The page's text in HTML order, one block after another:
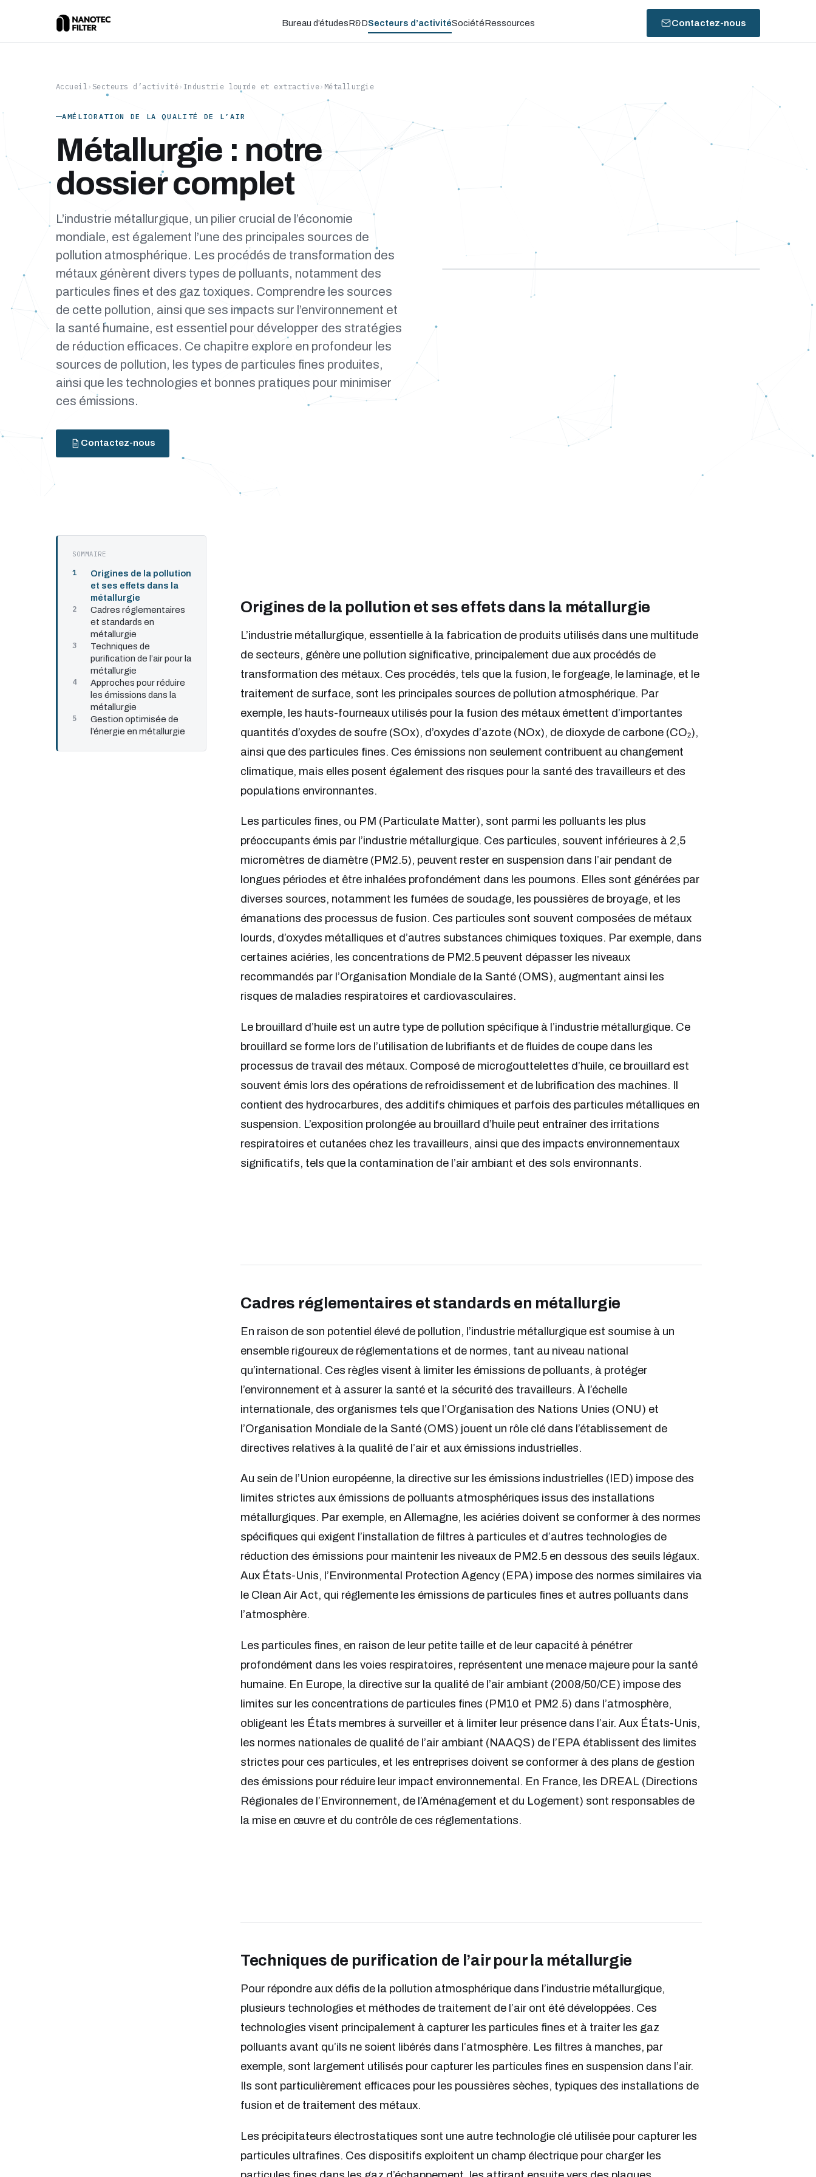
Bureau d’étudesR&DSecteurs d’activitéSociétéRessources Contactez-nous
Accueil › Secteurs d’activité› Industrie lourde et extractive› Métallurgie
AMÉLIORATION DE LA QUALITÉ DE L’AIR
Métallurgie : notre
dossier complet
L’industrie métallurgique, un pilier crucial de l’économie
mondiale, est également l’une des principales sources de
pollution atmosphérique. Les procédés de transformation des
métaux génèrent divers types de polluants, notamment des
particules fines et des gaz toxiques. Comprendre les sources
de cette pollution, ainsi que ses impacts sur l’environnement et
la santé humaine, est essentiel pour développer des stratégies
de réduction efficaces. Ce chapitre explore en profondeur les
sources de pollution, les types de particules fines produites,
ainsi que les technologies et bonnes pratiques pour minimiser
ces émissions.
Contactez-nous
SOMMAIRE
Origines de la pollution
et ses effets dans la
métallurgie
Cadres réglementaires
et standards en
métallurgie
Techniques de
purification de l’air pour la
métallurgie
Approches pour réduire
les émissions dans la
métallurgie
Gestion optimisée de
l’énergie en métallurgie
Origines de la pollution et ses effets dans la métallurgie
L’industrie métallurgique, essentielle à la fabrication de produits utilisés dans une multitude
de secteurs, génère une pollution significative, principalement due aux procédés de
transformation des métaux. Ces procédés, tels que la fusion, le forgeage, le laminage, et le
traitement de surface, sont les principales sources de pollution atmosphérique. Par
exemple, les hauts-fourneaux utilisés pour la fusion des métaux émettent d’importantes
quantités d’oxydes de soufre (SOx), d’oxydes d’azote (NOx), de dioxyde de carbone (CO₂),
ainsi que des particules fines. Ces émissions non seulement contribuent au changement
climatique, mais elles posent également des risques pour la santé des travailleurs et des
populations environnantes.
Les particules fines, ou PM (Particulate Matter), sont parmi les polluants les plus
préoccupants émis par l’industrie métallurgique. Ces particules, souvent inférieures à 2,5
micromètres de diamètre (PM2.5), peuvent rester en suspension dans l’air pendant de
longues périodes et être inhalées profondément dans les poumons. Elles sont générées par
diverses sources, notamment les fumées de soudage, les poussières de broyage, et les
émanations des processus de fusion. Ces particules sont souvent composées de métaux
lourds, d’oxydes métalliques et d’autres substances chimiques toxiques. Par exemple, dans
certaines aciéries, les concentrations de PM2.5 peuvent dépasser les niveaux
recommandés par l’Organisation Mondiale de la Santé (OMS), augmentant ainsi les
risques de maladies respiratoires et cardiovasculaires.
Le brouillard d’huile est un autre type de pollution spécifique à l’industrie métallurgique. Ce
brouillard se forme lors de l’utilisation de lubrifiants et de fluides de coupe dans les
processus de travail des métaux. Composé de microgouttelettes d’huile, ce brouillard est
souvent émis lors des opérations de refroidissement et de lubrification des machines. Il
contient des hydrocarbures, des additifs chimiques et parfois des particules métalliques en
suspension. L’exposition prolongée au brouillard d’huile peut entraîner des irritations
respiratoires et cutanées chez les travailleurs, ainsi que des impacts environnementaux
significatifs, tels que la contamination de l’air ambiant et des sols environnants.
Cadres réglementaires et standards en métallurgie
En raison de son potentiel élevé de pollution, l’industrie métallurgique est soumise à un
ensemble rigoureux de réglementations et de normes, tant au niveau national
qu’international. Ces règles visent à limiter les émissions de polluants, à protéger
l’environnement et à assurer la santé et la sécurité des travailleurs. À l’échelle
internationale, des organismes tels que l’Organisation des Nations Unies (ONU) et
l’Organisation Mondiale de la Santé (OMS) jouent un rôle clé dans l’établissement de
directives relatives à la qualité de l’air et aux émissions industrielles.
Au sein de l’Union européenne, la directive sur les émissions industrielles (IED) impose des
limites strictes aux émissions de polluants atmosphériques issus des installations
métallurgiques. Par exemple, en Allemagne, les aciéries doivent se conformer à des normes
spécifiques qui exigent l’installation de filtres à particules et d’autres technologies de
réduction des émissions pour maintenir les niveaux de PM2.5 en dessous des seuils légaux.
Aux États-Unis, l’Environmental Protection Agency (EPA) impose des normes similaires via
le Clean Air Act, qui réglemente les émissions de particules fines et autres polluants dans
l’atmosphère.
Les particules fines, en raison de leur petite taille et de leur capacité à pénétrer
profondément dans les voies respiratoires, représentent une menace majeure pour la santé
humaine. En Europe, la directive sur la qualité de l’air ambiant (2008/50/CE) impose des
limites sur les concentrations de particules fines (PM10 et PM2.5) dans l’atmosphère,
obligeant les États membres à surveiller et à limiter leur présence dans l’air. Aux États-Unis,
les normes nationales de qualité de l’air ambiant (NAAQS) de l’EPA établissent des limites
strictes pour ces particules, et les entreprises doivent se conformer à des plans de gestion
des émissions pour réduire leur impact environnemental. En France, les DREAL (Directions
Régionales de l’Environnement, de l’Aménagement et du Logement) sont responsables de
la mise en œuvre et du contrôle de ces réglementations.
Techniques de purification de l’air pour la métallurgie
Pour répondre aux défis de la pollution atmosphérique dans l’industrie métallurgique,
plusieurs technologies et méthodes de traitement de l’air ont été développées. Ces
technologies visent principalement à capturer les particules fines et à traiter les gaz
polluants avant qu’ils ne soient libérés dans l’atmosphère. Les filtres à manches, par
exemple, sont largement utilisés pour capturer les particules fines en suspension dans l’air.
Ils sont particulièrement efficaces pour les poussières sèches, typiques des installations de
fusion et de traitement des métaux.
Les précipitateurs électrostatiques sont une autre technologie clé utilisée pour capturer les
particules ultrafines. Ces dispositifs exploitent un champ électrique pour charger les